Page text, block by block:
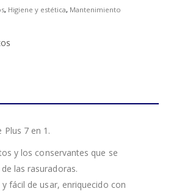
, Higiene y estética, Mantenimiento
Plus 7 en 1.
y los conservantes que se
las rasuradoras.
fácil de usar, enriquecido con